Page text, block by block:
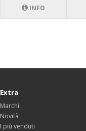
INFO
Extra
Marchi
Novità
I più venduti